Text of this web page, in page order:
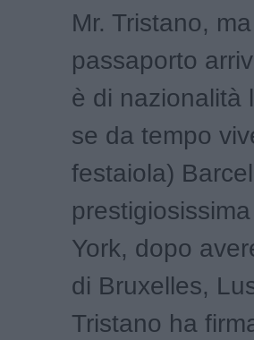
Mr. Tristano,
passaporto
è di nazionalità
se da tempo
festaiola)
York, dopo
di Bruxelles,
Tristano ha